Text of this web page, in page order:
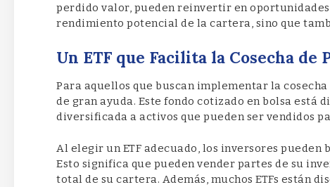
perdido valor, pueden reinvertir en
rendimiento potencial de la cartera, sino que
Un ETF que Facilita la Cosecha de
Para aquellos que buscan implementar la
de gran ayuda. Este fondo cotizado en bolsa está
diversificada a activos que pueden ser vendidos
Al elegir un ETF adecuado, los inversores
Esto significa que pueden vender partes de su
total de su cartera. Además, muchos ETFs están